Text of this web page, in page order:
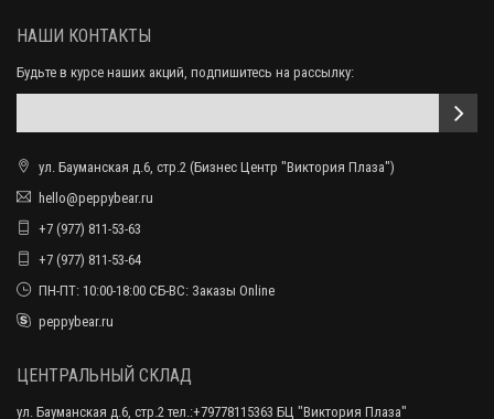
НАШИ КОНТАКТЫ
Будьте в курсе наших акций, подпишитесь на рассылку:
ул. Бауманская д.6, стр.2 (Бизнес Центр "Виктория Плаза")
hello@peppybear.ru
+7 (977) 811-53-63
+7 (977) 811-53-64
ПН-ПТ: 10:00-18:00 СБ-ВС: Заказы Online
peppybear.ru
ЦЕНТРАЛЬНЫЙ СКЛАД
ул. Бауманская д.6, стр.2 тел.:+79778115363 БЦ "Виктория Плаза"